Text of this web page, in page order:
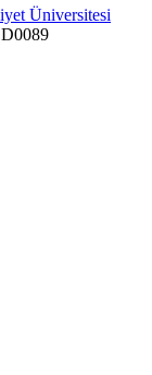
Üniversitesi